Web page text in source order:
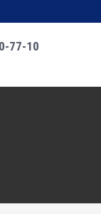
77-10